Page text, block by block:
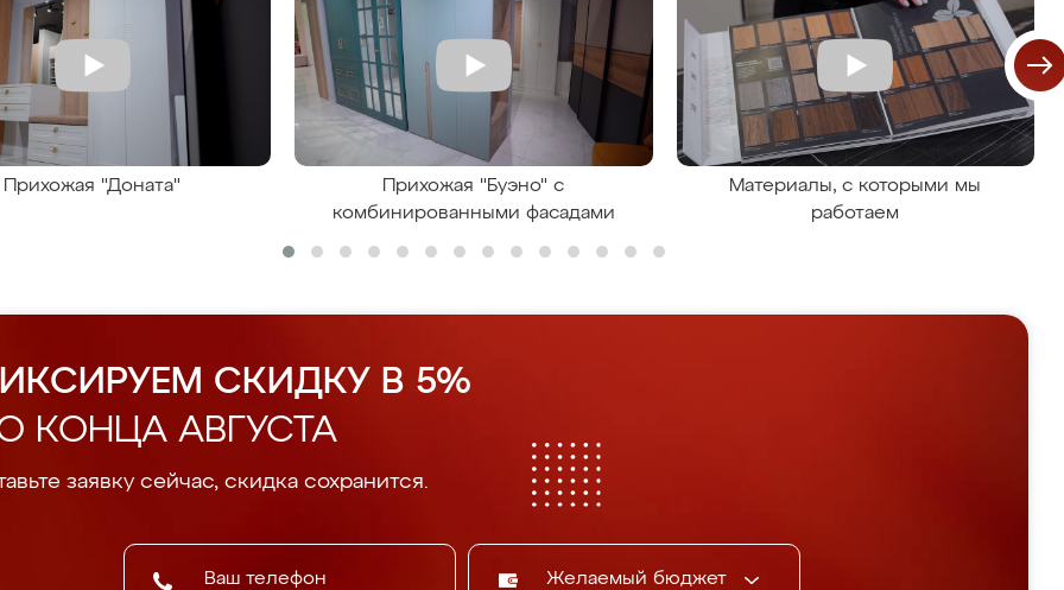
Прихожая "Доната"
Прихожая "Буэно" с
комбинированными фасадами
Материалы, с которыми мы
работаем
СКИДКУ В 5%
КОНЦА АВГУСТА
заявку сейчас, скидка сохранится.
Желаемый бюджет